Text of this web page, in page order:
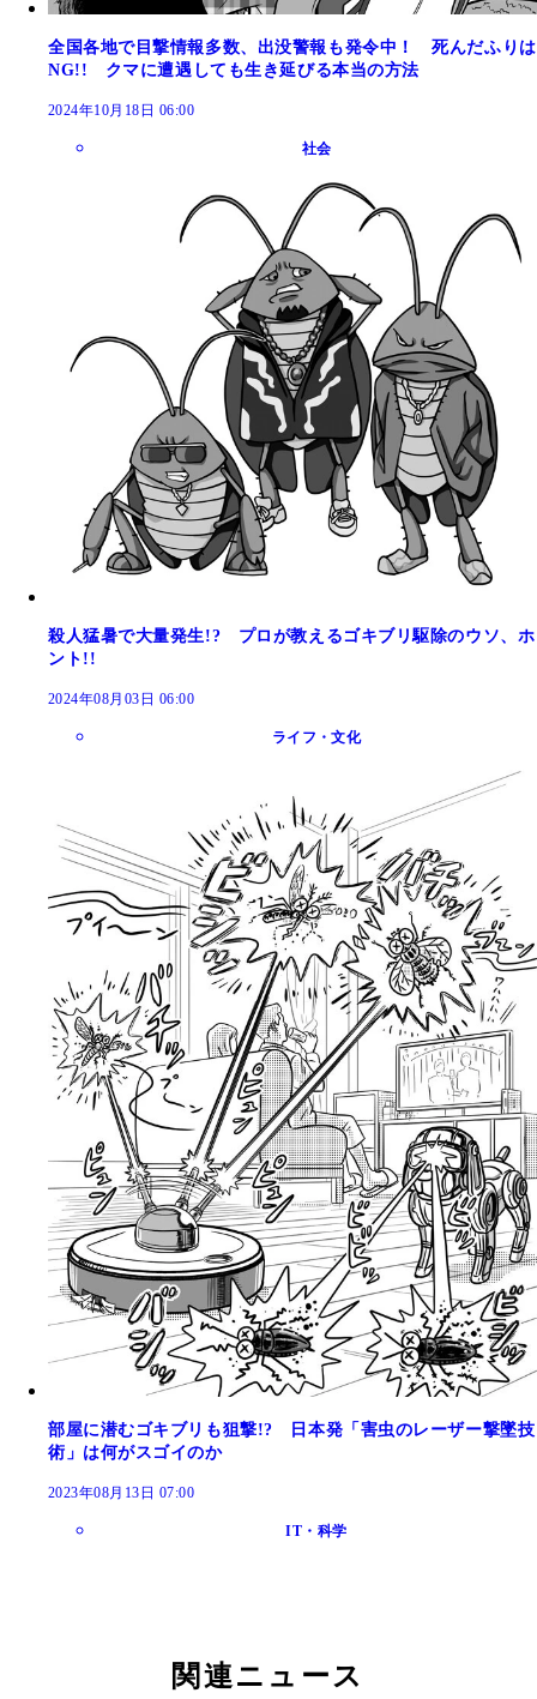
全国各地で目撃情報多数、出没警報も発令中！ 死んだふりは
NG!! クマに遭遇しても生き延びる本当の方法
2024年10月18日 06:00
社会
殺人猛暑で大量発生!? プロが教えるゴキブリ駆除のウソ、ホ
ント!!
2024年08月03日 06:00
ライフ・文化
部屋に潜むゴキブリも狙撃!? 日本発「害虫のレーザー撃墜技
術」は何がスゴイのか
2023年08月13日 07:00
IT・科学
関連ニュース